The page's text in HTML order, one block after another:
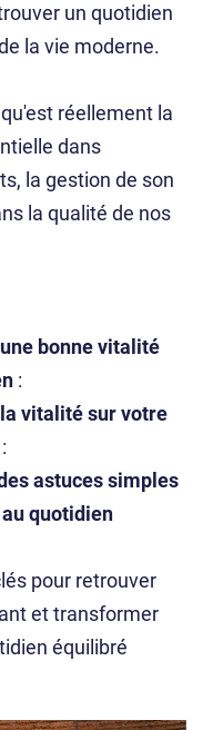
un quotidien
la vie moderne.
réellement la
dans
la gestion de son
la qualité de nos
bonne vitalité
:
vitalité sur votre
:
astuces simples
quotidien
pour retrouver
et transformer
équilibré